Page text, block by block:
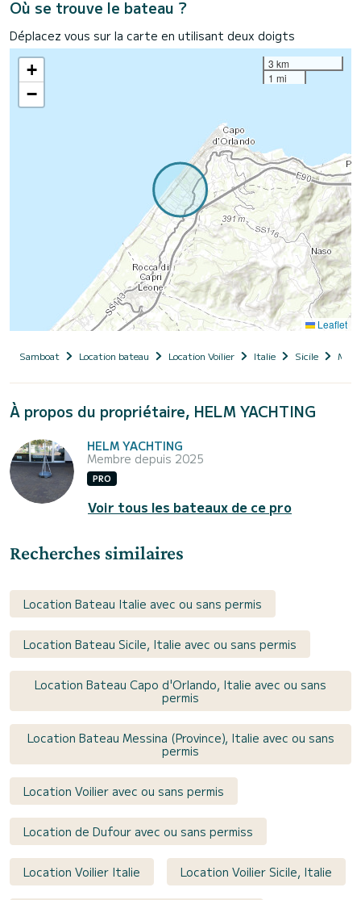
Où se trouve le bateau ?
Déplacez vous sur la carte en utilisant deux doigts
+
−
3 km
1 mi
Leaflet
Samboat Location bateau Location Voilier Italie Sicile
À propos du propriétaire, HELM YACHTING
HELM YACHTING
Membre depuis 2025
PRO
Voir tous les bateaux de ce pro
Recherches similaires
Location Bateau Italie avec ou sans permis
Location Bateau Sicile, Italie avec ou sans permis
Location Bateau Capo d'Orlando, Italie avec ou sans
permis
Location Bateau Messina (Province), Italie avec ou sans
permis
Location Voilier avec ou sans permis
Location de Dufour avec ou sans permiss
Location Voilier Italie Location Voilier Sicile, Italie